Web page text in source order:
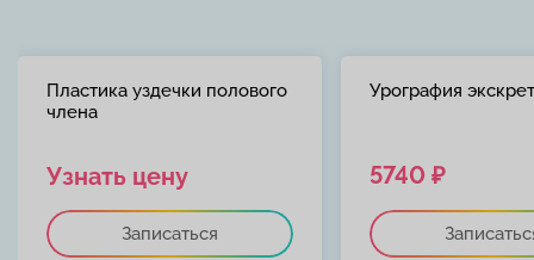
Пластика уздечки полового
члена
Узнать цену
Записаться
Урография
5740 ₽